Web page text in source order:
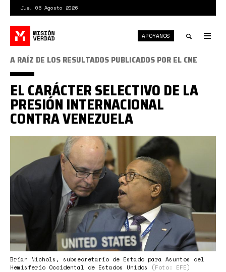
contenido
principal
Jue. 06 Agosto 2026
Toggle
APÓYANOS
Brian Nichols, subsecretario de Estado para Asuntos del
Hemisferio Occidental de Estados Unidos
(Foto: EFE)
A RAÍZ DE LOS RESULTADOS PUBLICADOS POR EL CNE
EL CARÁCTER SELECTIVO DE LA
PRESIÓN INTERNACIONAL
CONTRA VENEZUELA